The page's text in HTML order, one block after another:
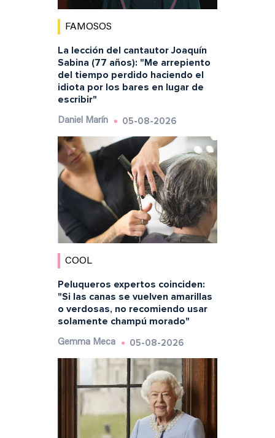
FAMOSOS
La lección del cantautor Joaquín
Sabina (77 años): "Me arrepiento
del tiempo perdido haciendo el
idiota por los bares en lugar de
escribir"
Daniel Marín 05-08-2026
COOL
Peluqueros expertos coinciden:
"Si las canas se vuelven amarillas
o verdosas, no recomiendo usar
solamente champú morado"
Gemma Meca 05-08-2026